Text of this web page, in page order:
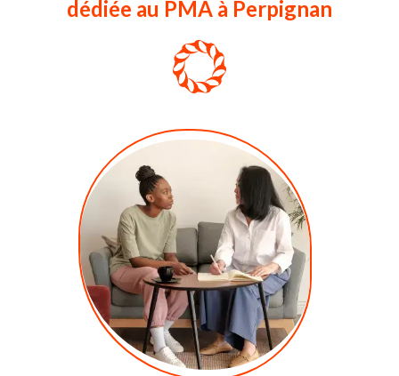
dédiée au PMA à Perpignan